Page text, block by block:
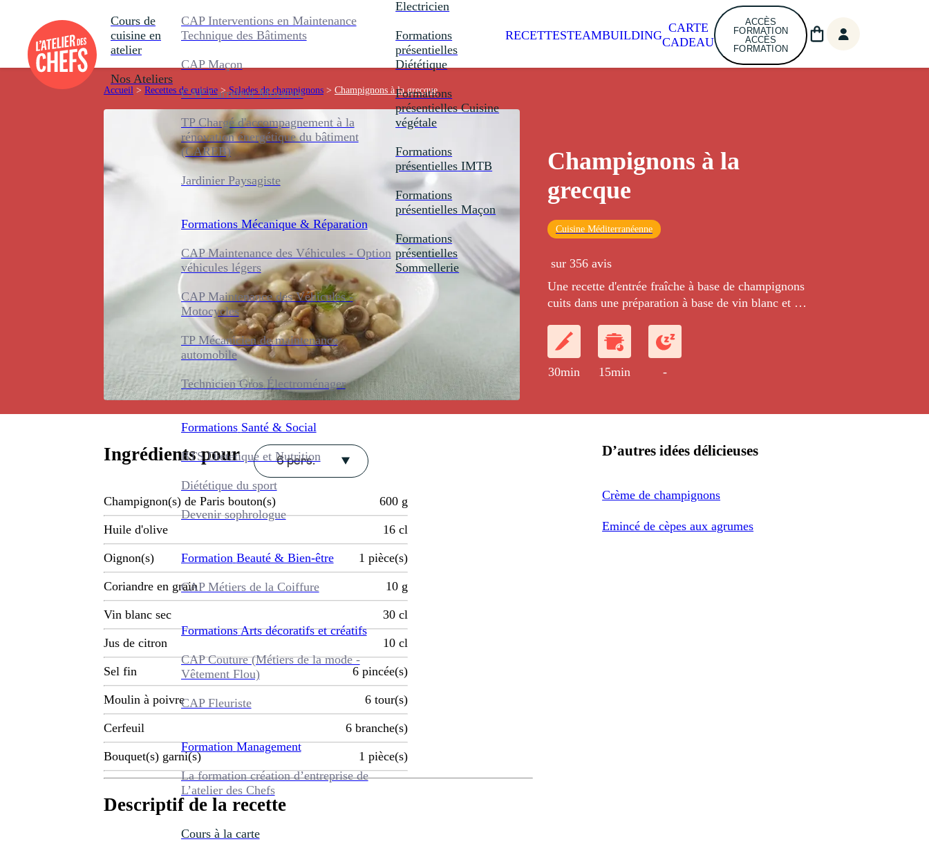
Cours de
cuisine en
atelier
Nos Ateliers
CAP Interventions en Maintenance
Technique des Bâtiments
CAP Maçon
CAP Carreleur Mosaïste
TP Chargé d'accompagnement à la
rénovation énergétique du bâtiment
(CAREB)
Jardinier Paysagiste
Formations Mécanique & Réparation
CAP Maintenance des Véhicules - Option
véhicules légers
CAP Maintenance des Véhicules -
Motocycles
TP Mécanicien de maintenance
automobile
Technicien Gros Électroménager
Formations Santé & Social
BTS Diététique et Nutrition
Diététique du sport
Devenir sophrologue
Formation Beauté & Bien-être
CAP Métiers de la Coiffure
Formations Arts décoratifs et créatifs
CAP Couture (Métiers de la mode -
Vêtement Flou)
CAP Fleuriste
Formation Management
La formation création d’entreprise de
L’atelier des Chefs
Cours à la carte
Electricien
Formations
présentielles
Diététique
Formations
présentielles Cuisine
végétale
Formations
présentielles IMTB
Formations
présentielles Maçon
Formations
présentielles
Sommellerie
RECETTESTEAMBUILDING
CARTE
CADEAU
ACCÈS
FORMATION
ACCÈS
FORMATION
Accueil > Recettes de cuisine > Salades de champignons > Champignons à la grecque
Champignons à la
grecque
Cuisine Méditerranéenne
sur 356 avis
Une recette d'entrée fraîche à base de champignons
cuits dans une préparation à base de vin blanc et de
30min 15min -
Ingrédients pour 6 pers.
Champignon(s) de Paris bouton(s) 600 g
Huile d'olive 16 cl
Oignon(s) 1 pièce(s)
Coriandre en grain 10 g
Vin blanc sec 30 cl
Jus de citron 10 cl
Sel fin 6 pincée(s)
Moulin à poivre 6 tour(s)
Cerfeuil 6 branche(s)
Bouquet(s) garni(s) 1 pièce(s)
Descriptif de la recette
D’autres idées délicieuses
Crème de champignons
Emincé de cèpes aux agrumes